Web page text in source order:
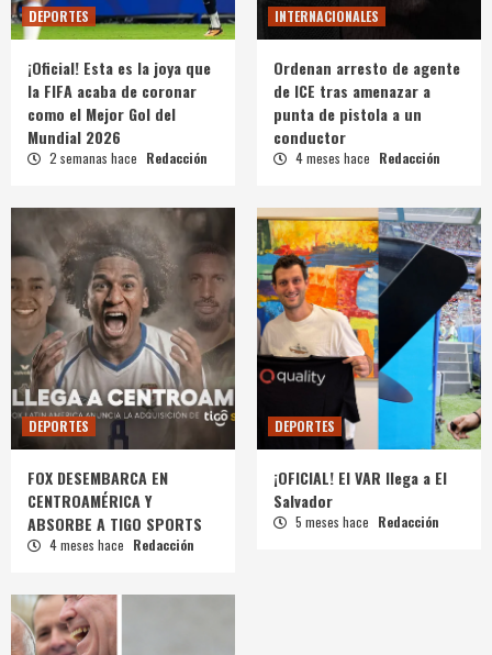
DEPORTES
¡Oficial! Esta es la joya que
la FIFA acaba de coronar
como el Mejor Gol del
Mundial 2026
2 semanas hace Redacción
INTERNACIONALES
Ordenan arresto de agente
de ICE tras amenazar a
punta de pistola a un
conductor
4 meses hace Redacción
DEPORTES
FOX DESEMBARCA EN
CENTROAMÉRICA Y
ABSORBE A TIGO SPORTS
4 meses hace Redacción
DEPORTES
¡OFICIAL! El VAR llega a El
Salvador
5 meses hace Redacción